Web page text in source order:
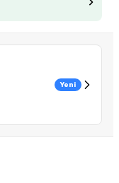
Yeni